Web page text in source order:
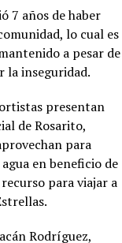
7 años de haber
lo cual es
a pesar de
la inseguridad.
presentan
de Rosarito,
para
en beneficio de
para viajar a
Rodríguez,